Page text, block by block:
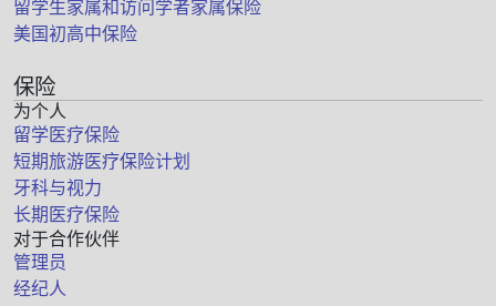
留学生家属和访问学者家属保险
美国初高中保险
保险
为个人
留学医疗保险
短期旅游医疗保险计划
牙科与视力
长期医疗保险
对于合作伙伴
管理员
经纪人